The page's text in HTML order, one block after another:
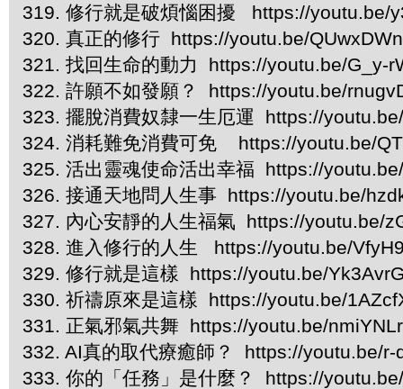
319. 修行就是破煩惱困擾 https://youtu.be/
320. 真正的修行 https://youtu.be/
321. 找回生命的動力 https://youtu.be/G_y-
322. 許願不如發願？ https://youtu.be/
323. 擺脫消費奴隸一生厄運 https://
324. 消耗難免消費可免 https://youtu.be/
325. 活出靈魂使命活出幸福 https://
326. 接通天地問人生事 https://youtu.be/
327. 內心安靜的人生福氣 https://youtu.be/
328. 進入修行的人生 https://youtu.be/
329. 修行就是這樣 https://youtu.be/
330. 祈禱原來是這樣 https://youtu.be/
331. 正氣邪氣共舞 https://youtu.be/
332. AI真的取代療癒師？ https://youtu.be/r-
333. 你的「任務」是什麼？ https://